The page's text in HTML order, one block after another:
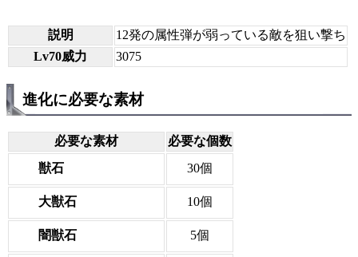
説明
12発の属性弾が弱っている敵を狙い撃ち
Lv70威力
3075
進化に必要な素材
必要な素材
必要な個数
獣石
30個
大獣石 10個
闇獣石 5個